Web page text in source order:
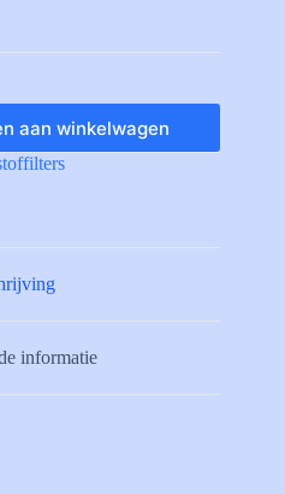
aan winkelwagen
informatie